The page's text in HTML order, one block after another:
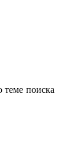
в том числе
вместе с
теме поиска